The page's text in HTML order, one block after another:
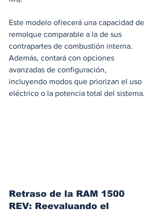
Este modelo ofrecerá una capacidad de
remolque comparable a la de sus
contrapartes de combustión interna.
Además, contará con opciones
avanzadas de configuración,
incluyendo modos que priorizan el uso
eléctrico o la potencia total del sistema.
Retraso de la RAM 1500
REV: Reevaluando el